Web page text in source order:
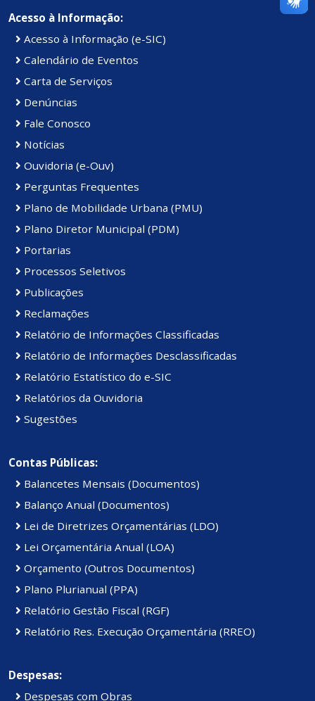
Acesso à Informação:
Acesso à Informação (e-SIC)
Calendário de Eventos
Carta de Serviços
Denúncias
Fale Conosco
Notícias
Ouvidoria (e-Ouv)
Perguntas Frequentes
Plano de Mobilidade Urbana (PMU)
Plano Diretor Municipal (PDM)
Portarias
Processos Seletivos
Publicações
Reclamações
Relatório de Informações Classificadas
Relatório de Informações Desclassificadas
Relatório Estatístico do e-SIC
Relatórios da Ouvidoria
Sugestões
Contas Públicas:
Balancetes Mensais (Documentos)
Balanço Anual (Documentos)
Lei de Diretrizes Orçamentárias (LDO)
Lei Orçamentária Anual (LOA)
Orçamento (Outros Documentos)
Plano Plurianual (PPA)
Relatório Gestão Fiscal (RGF)
Relatório Res. Execução Orçamentária (RREO)
Despesas:
Despesas com Obras